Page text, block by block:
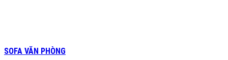
SOFA VĂN PHÒNG